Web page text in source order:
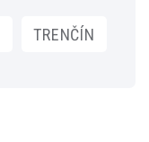
TRENČÍN